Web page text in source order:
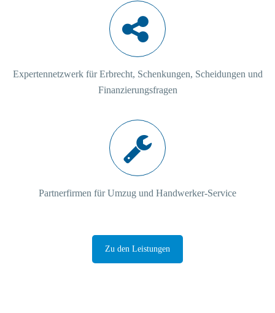
Expertennetzwerk für Erbrecht, Schenkungen, Scheidungen und
Finanzierungsfragen
Partnerfirmen für Umzug und Handwerker-Service
Zu den Leistungen